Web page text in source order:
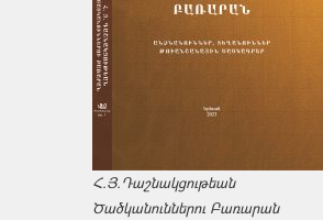
Հ.Յ.Դաշնակցութեան
Ծածկանուններու Բառարան